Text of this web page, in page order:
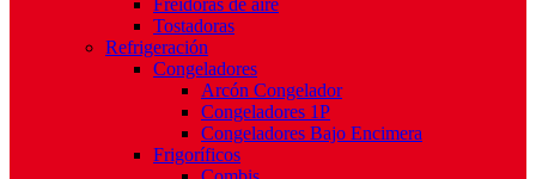
Freidoras de aire
Tostadoras
Refrigeración
Congeladores
Arcón Congelador
Congeladores 1P
Congeladores Bajo Encimera
Frigoríficos